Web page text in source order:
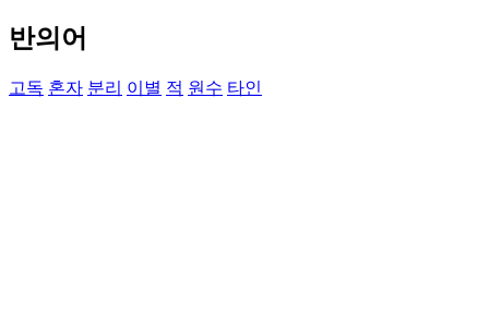
반의어
고독 혼자 분리 이별 적 원수 타인